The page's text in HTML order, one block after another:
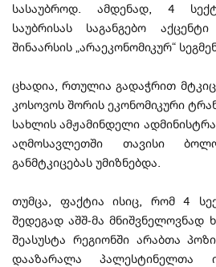
სასაუბროდ. ამდენად, 4
საუბრისას საგანგებო
შინაარსის „არაეკონომიკურ“
ცხადია, რთულია გადაჭრით
კოსოვოს შორის ეკონომიკური
სახლის ამჟამინდელი
აღმოსავლეთში თავისი
განმტკიცებას უმიზნებდა.
თუმცა, ფაქტია ისიც, რომ 4
შედეგად აშშ-მა მნიშვნელოვნად
შეასუსტა რეგიონში არაბთა
დააზარალა პალესტინელთა